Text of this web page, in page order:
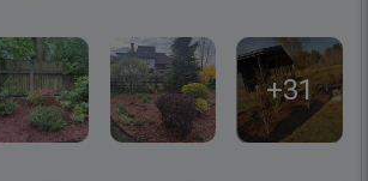
+31